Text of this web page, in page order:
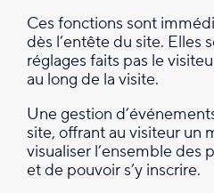
Ces fonctions sont
dès l’entête du site. Elles
réglages faits pas le
au long de la visite.
Une gestion
site, offrant au visiteur un
visualiser l’ensemble des
et de pouvoir s’y inscrire.